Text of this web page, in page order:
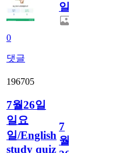
0
댓글
일
196705
7월26일
일요
일/English
study quiz
7
월